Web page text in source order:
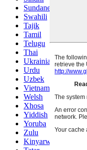
Sundanese
Swahili
Tajik
Tamil
Telugu
Thai
Ukrainian
Urdu
Uzbek
Vietnamese
Welsh
Xhosa
Yiddish
Yoruba
Zulu
Kinyarwanda